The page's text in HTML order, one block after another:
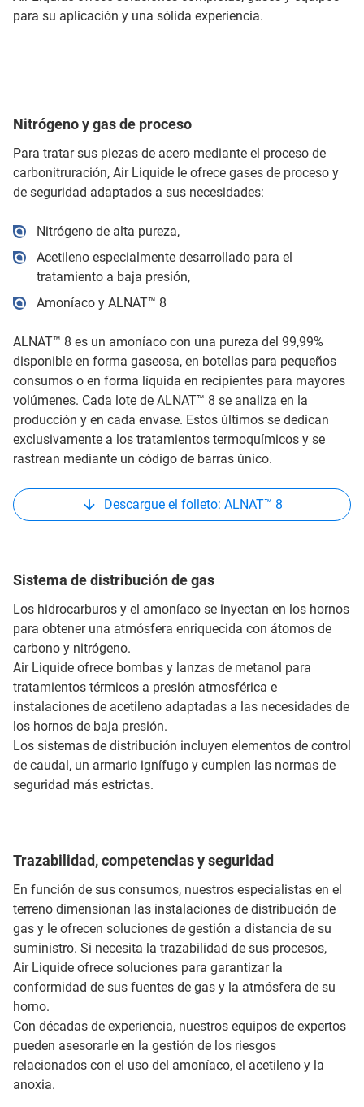
para su aplicación y una sólida experiencia.
Nitrógeno y gas de proceso
Para tratar sus piezas de acero mediante el proceso de
carbonitruración, Air Liquide le ofrece gases de proceso y
de seguridad adaptados a sus necesidades:
Nitrógeno de alta pureza,
Acetileno especialmente desarrollado para el
tratamiento a baja presión,
Amoníaco y ALNAT™ 8
ALNAT™ 8 es un amoníaco con una pureza del 99,99%
disponible en forma gaseosa, en botellas para pequeños
consumos o en forma líquida en recipientes para mayores
volúmenes. Cada lote de ALNAT™ 8 se analiza en la
producción y en cada envase. Estos últimos se dedican
exclusivamente a los tratamientos termoquímicos y se
rastrean mediante un código de barras único.
Descargue el folleto: ALNAT™ 8
Sistema de distribución de gas
Los hidrocarburos y el amoníaco se inyectan en los hornos
para obtener una atmósfera enriquecida con átomos de
carbono y nitrógeno.
Air Liquide ofrece bombas y lanzas de metanol para
tratamientos térmicos a presión atmosférica e
instalaciones de acetileno adaptadas a las necesidades de
los hornos de baja presión.
Los sistemas de distribución incluyen elementos de control
de caudal, un armario ignífugo y cumplen las normas de
seguridad más estrictas.
Trazabilidad, competencias y seguridad
En función de sus consumos, nuestros especialistas en el
terreno dimensionan las instalaciones de distribución de
gas y le ofrecen soluciones de gestión a distancia de su
suministro. Si necesita la trazabilidad de sus procesos,
Air Liquide ofrece soluciones para garantizar la
conformidad de sus fuentes de gas y la atmósfera de su
horno.
Con décadas de experiencia, nuestros equipos de expertos
pueden asesorarle en la gestión de los riesgos
relacionados con el uso del amoníaco, el acetileno y la
anoxia.